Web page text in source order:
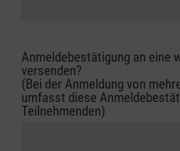
Anmeldebestätigung an eine
versenden?
(Bei der Anmeldung von
umfasst diese
Teilnehmenden)